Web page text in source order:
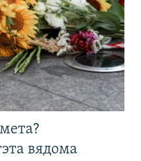
вядома